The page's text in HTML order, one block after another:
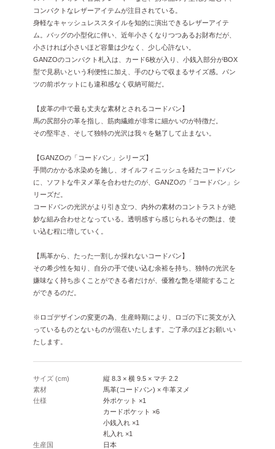
コンパクトなレザーアイテムが注目されている。
身軽なキャッシュレススタイルを知的に演出できるレザーアイテ
ム。バッグの小型化に伴い、近年小さくなりつつあるお財布だが、
小さければ小さいほど容量は少なく、少し心許ない。
GANZOのコンパクト札入は、カード6枚が入り、小銭入部分がBOX
型で見易いという利便性に加え、手のひらで収まるサイズ感。パン
ツの前ポケットにも違和感なく収納可能だ。
【皮革の中で最も丈夫な素材とされるコードバン】
馬の尻部分の革を指し、筋肉繊維が非常に細かいのが特徴だ。
その堅牢さ、そして独特の光沢は我々を魅了して止まない。
【GANZOの「コードバン」シリーズ】
手間のかかる水染めを施し、オイルフィニッシュを経たコードバン
に、ソフトな牛ヌメ革を合わせたのが、GANZOの「コードバン」シ
リーズだ。
コードバンの光沢がより引き立つ、内外の素材のコントラストが絶
妙な組み合わせとなっている。透明感すら感じられるその艶は、使
い込む程に増していく。
【馬革から、たった一割しか採れないコードバン】
その希少性を知り、自分の手で使い込む余裕を持ち、独特の光沢を
嫌味なく持ち歩くことができる者だけが、優雅な艶を堪能すること
ができるのだ。
※ロゴデザインの変更の為、生産時期により、ロゴの下に英文が入
っているものとないものが混在いたします。ご了承のほどお願いい
たします。
サイズ (cm)
縦 8.3 × 横 9.5 × マチ 2.2
素材
馬革(コードバン) × 牛革ヌメ
仕様
外ポケット ×1
カードポケット ×6
小銭入れ ×1
札入れ ×1
生産国
日本